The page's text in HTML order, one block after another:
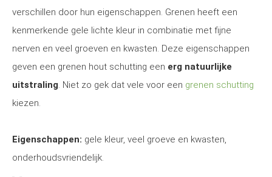
verschillen door hun eigenschappen. Grenen heeft een
kenmerkende gele lichte kleur in combinatie met fijne
nerven en veel groeven en kwasten. Deze eigenschappen
geven een grenen hout schutting een erg natuurlijke
uitstraling. Niet zo gek dat vele voor een grenen schutting
kiezen.
Eigenschappen: gele kleur, veel groeve en kwasten,
onderhoudsvriendelijk.